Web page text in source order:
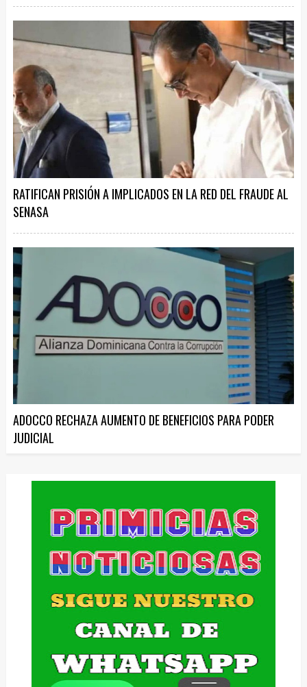
RATIFICAN PRISIÓN A IMPLICADOS EN LA RED DEL FRAUDE AL
SENASA
ADOCCO RECHAZA AUMENTO DE BENEFICIOS PARA PODER
JUDICIAL